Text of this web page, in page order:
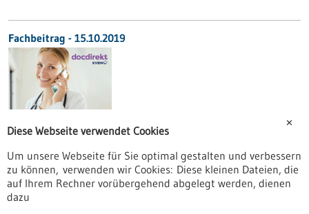
Fachbeitrag - 15.10.2019
docdirekt – Smart zum Arzt in Baden-
Württemberg
Man ist krank, fühlt sich nicht wohl, aber der Hausarzt hat
✕
Diese Webseite verwendet Cookies
Um unsere Webseite für Sie optimal gestalten und verbessern
zu können, verwenden wir Cookies: Diese kleinen Dateien, die
auf Ihrem Rechner vorübergehend abgelegt werden, dienen
dazu